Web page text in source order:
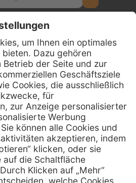
Kontakt
Firmensitz
Discount GmbH
Straße 7
Osnabrück
0800 - 600 66 30
0800 - 07 01 96
@ praxis-discount.de
Hilfe